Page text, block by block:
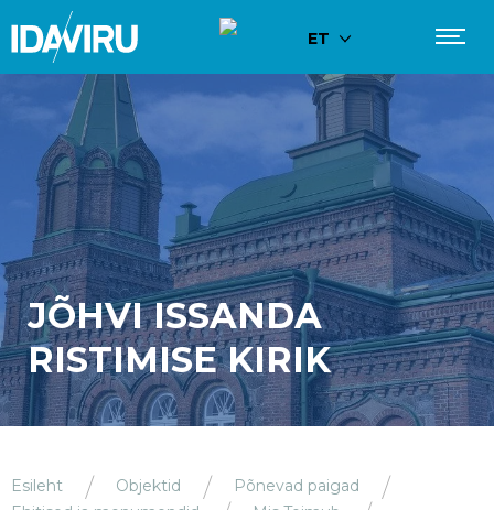
ET
JÕHVI ISSANDA
RISTIMISE KIRIK
Esileht Objektid
Põnevad paigad